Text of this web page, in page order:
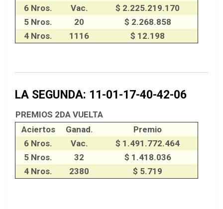
6 Nros.
Vac.
$ 2.225.219.170
5 Nros.
20
$ 2.268.858
4 Nros.
1116 $ 12.198
LA SEGUNDA: 11-01-17-40-42-06
PREMIOS 2DA VUELTA
Aciertos
Ganad.
Premio
6 Nros.
Vac.
$ 1.491.772.464
5 Nros.
32
$ 1.418.036
4 Nros.
2380 $ 5.719